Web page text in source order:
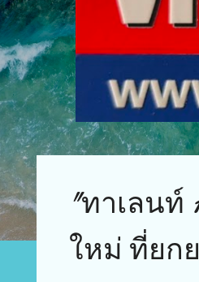
"ทาเลนท์
ใหม่ ที่ยก